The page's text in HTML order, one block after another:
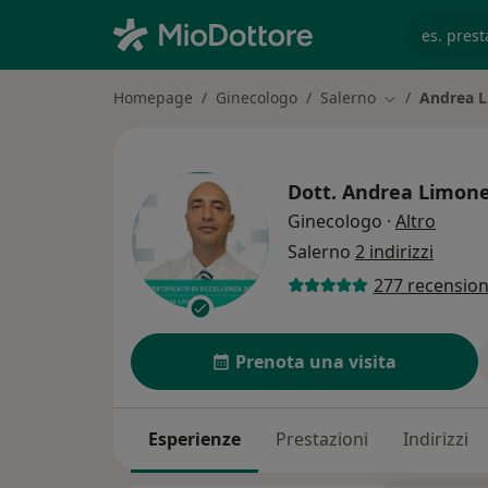
Homepage Ginecologo Salerno Cambia città
Andrea
Dott. Andrea
Ginecologo · Altro
Salerno 2 indirizzi
277
Prenota una visita
Esperienze Prestazioni Indirizzi